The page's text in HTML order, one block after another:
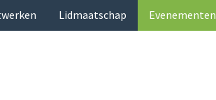
Lidmaatschap Evenementen